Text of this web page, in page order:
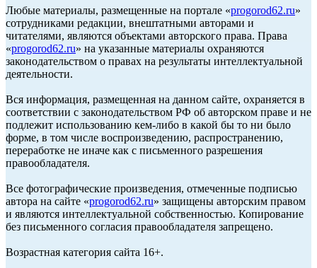
Любые материалы, размещенные на портале «progorod62.ru»
сотрудниками редакции, внештатными авторами и
читателями, являются объектами авторского права. Права
«progorod62.ru» на указанные материалы охраняются
законодательством о правах на результаты интеллектуальной
деятельности.
Вся информация, размещенная на данном сайте, охраняется в
соответствии с законодательством РФ об авторском праве и не
подлежит использованию кем-либо в какой бы то ни было
форме, в том числе воспроизведению, распространению,
переработке не иначе как с письменного разрешения
правообладателя.
Все фотографические произведения, отмеченные подписью
автора на сайте «progorod62.ru» защищены авторским правом
и являются интеллектуальной собственностью. Копирование
без письменного согласия правообладателя запрещено.
Возрастная категория сайта 16+.